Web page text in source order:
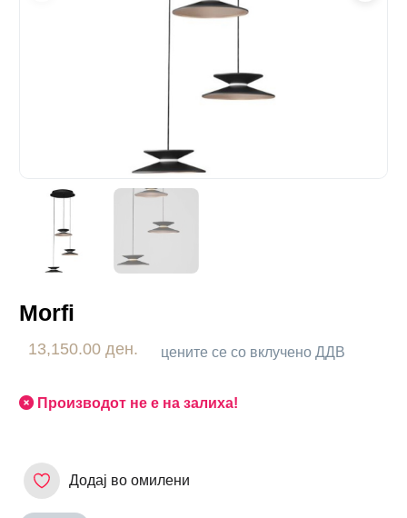
Morfi
13,150.00 ден. цените се со вклучено ДДВ
Производот не е на залиха!
Додај во омилени